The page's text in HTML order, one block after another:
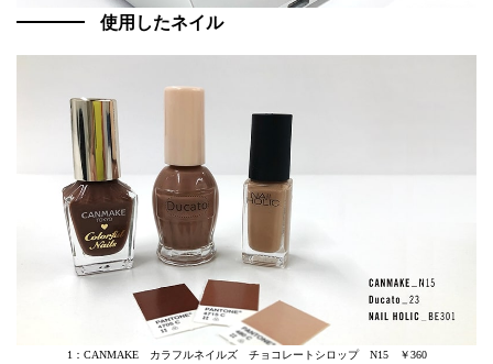
使用したネイル
1：CANMAKE カラフルネイルズ チョコレートシロップ N15 ￥360